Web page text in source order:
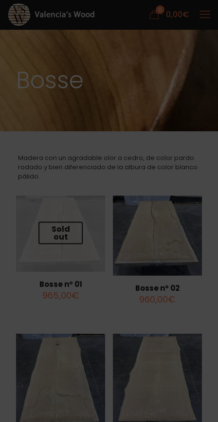
0 0,00€
Bosse
Madera con un agradable olor a cedro, de color pardo
rodado y bien diferenciado de la albura de color blanco
pálido.
Sold
out
Bosse nº 01
965,00€
Bosse nº 02
960,00€